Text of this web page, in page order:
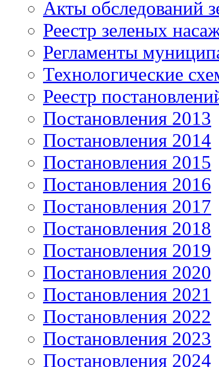
Акты обследований
Реестр зеленых
Регламенты
Технологические
Реестр
Постановления 2013
Постановления 2014
Постановления 2015
Постановления 2016
Постановления 2017
Постановления 2018
Постановления 2019
Постановления 2020
Постановления 2021
Постановления 2022
Постановления 2023
Постановления 2024